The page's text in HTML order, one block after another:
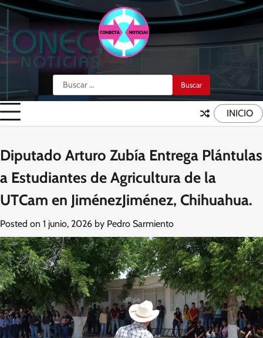
Skip
content
Buscar:
INICIO
Diputado Arturo Zubía Entrega Plántulas
a Estudiantes de Agricultura de la
UTCam en JiménezJiménez, Chihuahua.
Posted on 1 junio, 2026 by Pedro Sarmiento